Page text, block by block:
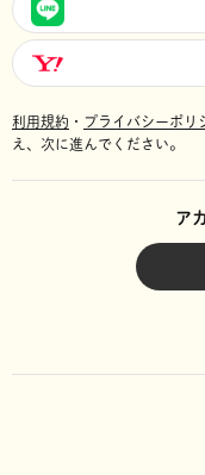
利用規約 ・ プライバシーポリ
え、次に進んでください。
ア